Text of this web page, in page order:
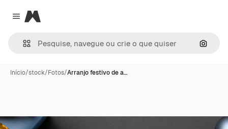
Close menu
Magnific
Início/stock/Fotos/Arranjo festivo de a…